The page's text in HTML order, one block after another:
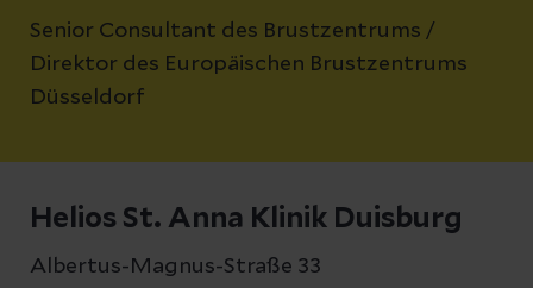
Senior Consultant des Brustzentrums /
Direktor des Europäischen Brustzentrums
Düsseldorf
Helios St. Anna Klinik Duisburg
Albertus-Magnus-Straße 33